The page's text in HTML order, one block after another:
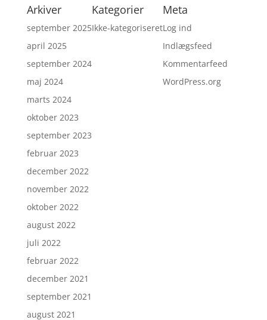
Arkiver
september 2025
april 2025
september 2024
maj 2024
marts 2024
oktober 2023
september 2023
februar 2023
december 2022
november 2022
oktober 2022
august 2022
juli 2022
februar 2022
december 2021
september 2021
august 2021
Kategorier
Ikke-kategoriseret
Meta
Log ind
Indlægsfeed
Kommentarfeed
WordPress.org